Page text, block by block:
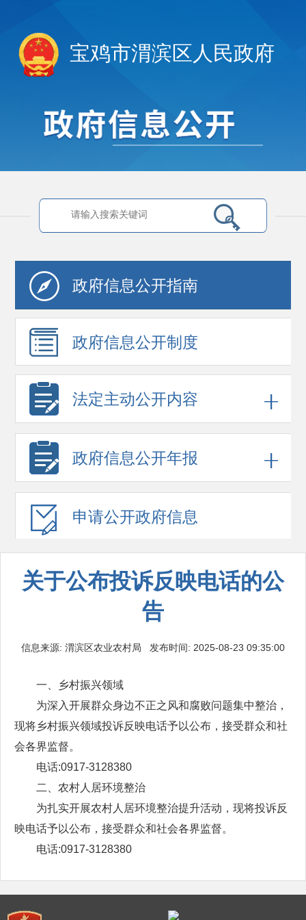
宝鸡市渭滨区人民政府
政府信息公开指南
政府信息公开制度
法定主动公开内容
政府信息公开年报
申请公开政府信息
关于公布投诉反映电话的公
告
信息来源: 渭滨区农业农村局 发布时间: 2025-08-23 09:35:00
一、乡村振兴领域
为深入开展群众身边不正之风和腐败问题集中整治，
现将乡村振兴领域投诉反映电话予以公布，接受群众和社
会各界监督。
电话:0917-3128380
二、农村人居环境整治
为扎实开展农村人居环境整治提升活动，现将投诉反
映电话予以公布，接受群众和社会各界监督。
电话:0917-3128380